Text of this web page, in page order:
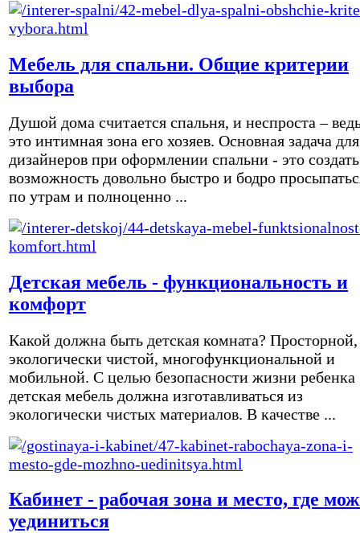
Мебель для спальни. Общие критерии
выбора
Душой дома считается спальня, и неспроста –
это интимная зона его хозяев. Основная задача для
дизайнеров при оформлении спальни - это создать
возможность довольно быстро и бодро
по утрам и полноценно ...
Детская мебель - функциональность и
комфорт
Какой должна быть детская комната? Просторной,
экологически чистой, многофункциональной и
мобильной. С целью безопасности жизни ребенка
детская мебель должна изготавливаться из
экологически чистых материалов. В качестве ...
Кабинет - рабочая зона и место, где
уединиться